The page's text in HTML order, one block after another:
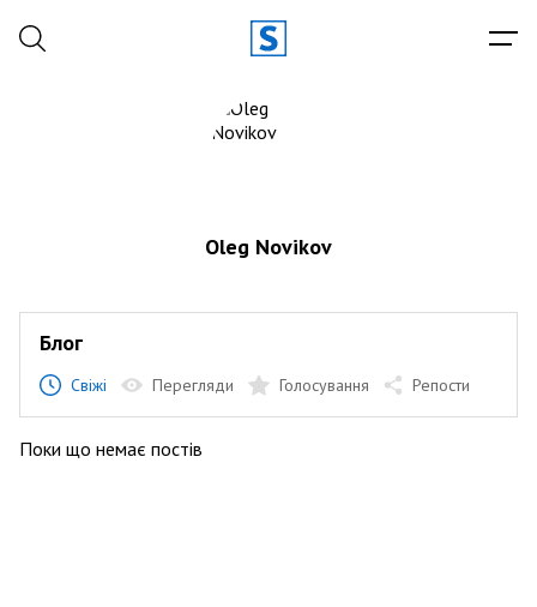
Oleg Novikov
Блог
Свіжі Перегляди Голосування Репости
Поки що немає постів